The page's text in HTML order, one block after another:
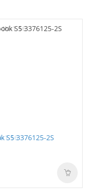
S5 3376125-2S